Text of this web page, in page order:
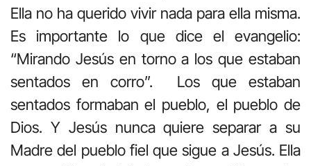
Ella no ha querido vivir nada para ella misma.
Es importante lo que dice el evangelio:
“Mirando Jesús en torno a los que estaban
sentados en corro”. Los que estaban
sentados formaban el pueblo, el pueblo de
Dios. Y Jesús nunca quiere separar a su
Madre del pueblo fiel que sigue a Jesús. Ella